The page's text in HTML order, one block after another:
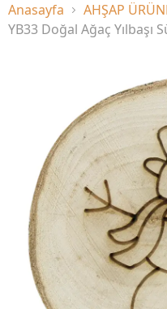
Anasayfa AHŞAP
YB33 Doğal Ağaç Yılbaşı